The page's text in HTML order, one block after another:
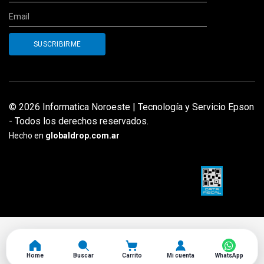
© 2026 Informatica Noroeste | Tecnología y Servicio Epson
- Todos los derechos reservados.
Hecho en globaldrop.com.ar
Home Buscar Carrito Mi cuenta